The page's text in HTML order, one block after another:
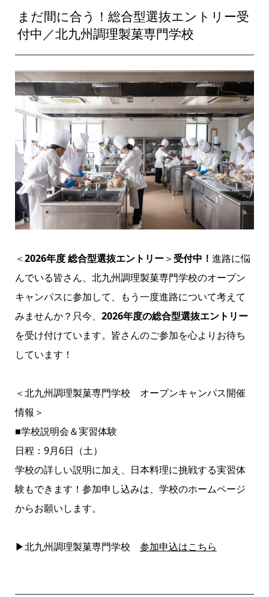
まだ間に合う！総合型選抜エントリー受
付中／北九州調理製菓専門学校
＜2026年度 総合型選抜エントリー＞ 受付中！ 進路に悩
んでいる皆さん、北九州調理製菓専門学校のオープン
キャンパスに参加して、もう一度進路について考えて
みませんか？只今、 2026年度の総合型選抜エントリー
を受け付けています。皆さんのご参加を心よりお待ち
しています！
＜北九州調理製菓専門学校 オープンキャンパス開催
情報＞
■学校説明会＆実習体験
日程：9月6日（土）
学校の詳しい説明に加え、日本料理に挑戦する実習体
験もできます！参加申し込みは、学校のホームページ
からお願いします。
▶北九州調理製菓専門学校 参加申込はこちら